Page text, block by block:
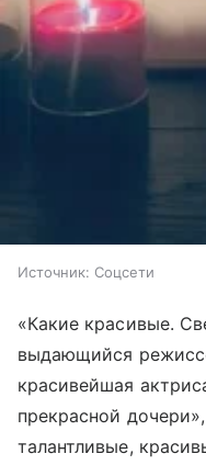
Источник: Соцсети
«Какие красивые.
выдающийся
красивейшая
прекрасной
талантливые,